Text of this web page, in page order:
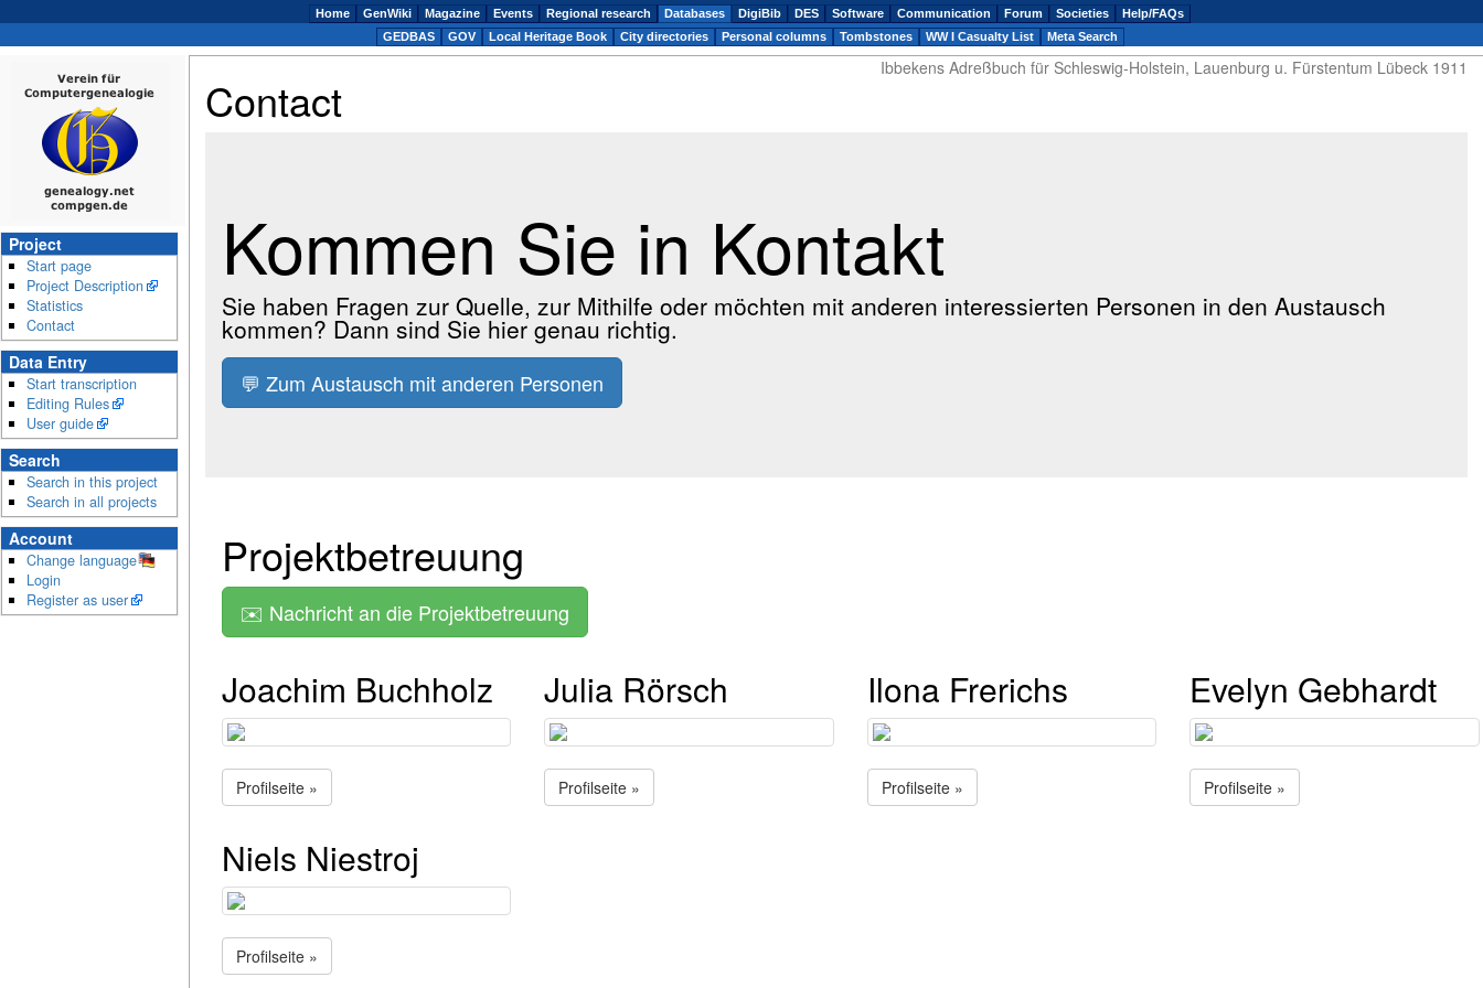
Contact
Ibbekens Adreßbuch für Schleswig-Holstein, Lauenburg u. Fürstentum Lübeck 1911
Kommen Sie in Kontakt
Sie haben Fragen zur Quelle, zur Mithilfe oder möchten mit anderen interessierten Personen in den Austausch
kommen? Dann sind Sie hier genau richtig.
💬 Zum Austausch mit anderen Personen
Projektbetreuung
✉️ Nachricht an die Projektbetreuung
Joachim Buchholz
Profilseite »
Julia Rörsch
Profilseite »
Ilona Frerichs
Profilseite »
Evelyn Gebhardt
Profilseite »
Niels Niestroj
Profilseite »
Project
Start page
Project Description
Statistics
Contact
Data Entry
Start transcription
Editing Rules
User guide
Search
Search in this project
Search in all projects
Account
Change language
Login
Register as user
Home GenWiki Magazine Events Regional research Databases DigiBib DES Software Communication Forum Societies
Help/FAQs
GEDBAS
GOV Local Heritage Book City directories Personal columns Tombstones WW I Casualty List Meta Search